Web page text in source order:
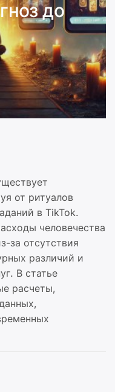
до
от ритуалов
в TikTok.
человечества
за отсутствия
различий и
В статье
расчеты,